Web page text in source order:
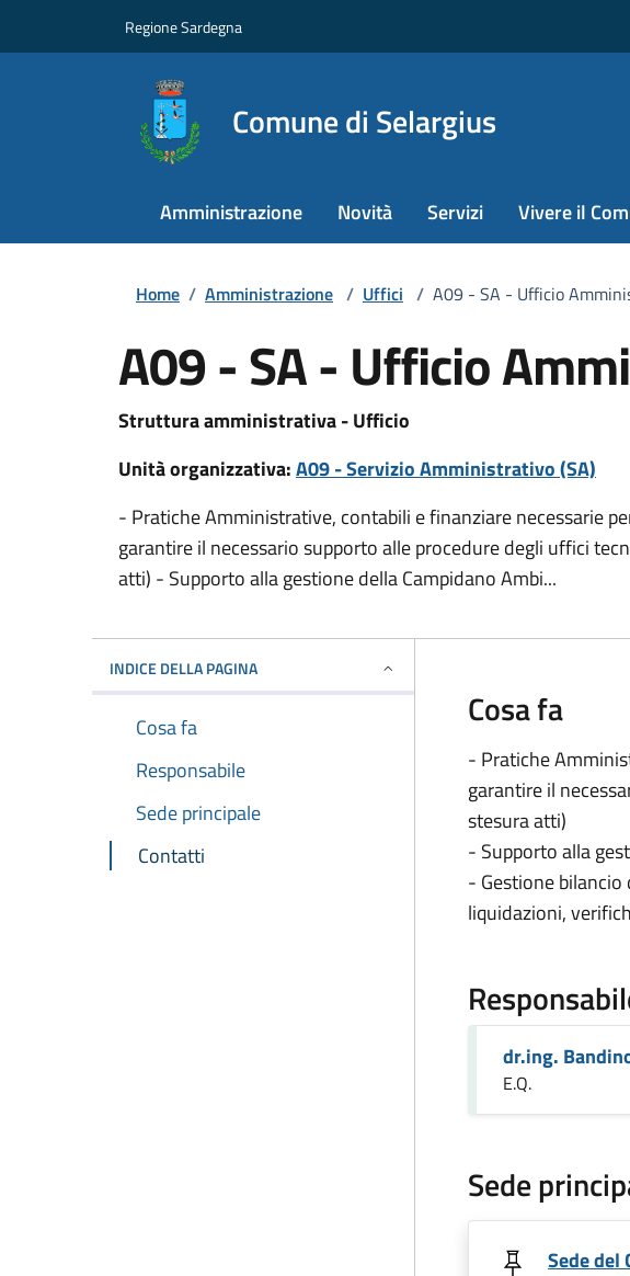
Regione Sardegna
Comune di Selargius
Amministrazione Novità Servizi Vivere il
Home / Amministrazione / Uffici / A09 - SA - Ufficio
A09 - SA - Ufficio
Struttura amministrativa - Ufficio
Unità organizzativa:A09 - Servizio Amministrativo (SA)
- Pratiche Amministrative, contabili e finanziare necessarie
garantire il necessario supporto alle procedure degli uffici
atti) - Supporto alla gestione della Campidano Ambi...
INDICE DELLA PAGINA
Cosa fa
Responsabile
Sede principale
Contatti
Cosa fa
- Pratiche
garantire il
stesura atti)
- Supporto alla
- Gestione bilancio
liquidazioni,
dr.ing.
E.Q.
Sede
Sede del